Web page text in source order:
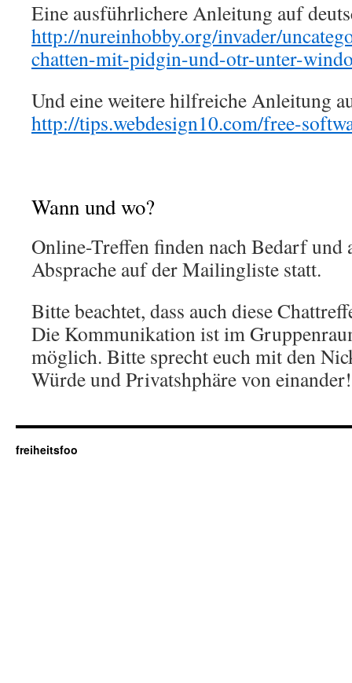
Eine ausführlichere Anleitung auf
http://nureinhobby.org/invader/
chatten-mit-pidgin-und-otr-unter-
Und eine weitere hilfreiche Anleitung
http://tips.webdesign10.com/free-
Wann und wo?
Online-Treffen finden nach Bedarf und
Absprache auf der Mailingliste statt.
Bitte beachtet, dass auch diese
Die Kommunikation ist im
möglich. Bitte sprecht euch mit den
Würde und Privatshphäre von einander!
freiheitsfoo